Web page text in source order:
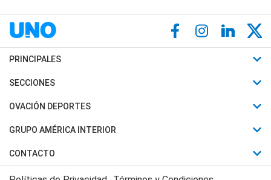
PRINCIPALES
Últimas Noticias
Política
Judiciales
SECCIONES
Horóscopo
Motores
Trucos caseros
OVACIÓN DEPORTES
Fútbol
Mundial
Automovilismo
GRUPO AMÉRICA INTERIOR
Canal 7 en Vivo
CONTACTO
Acerca de Nosotros